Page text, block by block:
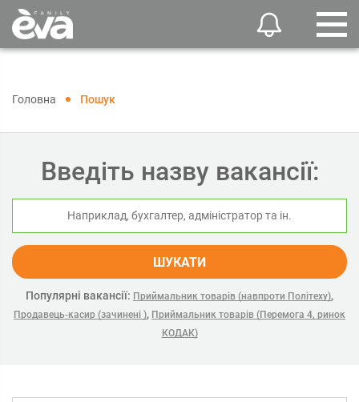
Головна Пошук
Введіть назву вакансії:
ШУКАТИ
Популярні вакансії: Приймальник товарів (навпроти Політеху),
Продавець-касир (зачинені ), Приймальник товарів (Перемога 4, ринок
КОДАК)